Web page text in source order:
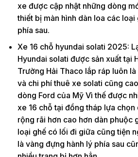
xe được cập nhật những dòng
thiết bị màn hình dàn loa các loại
phía sau.
Xe 16 chỗ hyundai solati 2025:
Hyundai solati được sản xuất tại
Trường Hải Thaco lắp ráp luôn
và chi phí thuê xe solati cũng
dòng Ford của Mỹ Vì thế được
xe 16 chỗ tại đồng tháp lựa
rộng rãi hơn cao hơn dàn phuộc
loại ghế có lối đi giữa cũng tiện
là vàng đựng hành lý phía sau